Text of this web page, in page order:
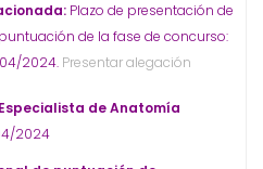
Plazo de presentación de
de la fase de concurso:
2024. Presentar alegación
de Anatomía
2024